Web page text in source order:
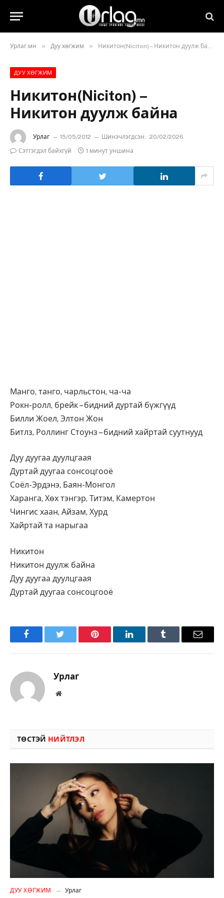
Урлаг.мн » Дуу хөгжим » Никитон(Niciton) – Никитон дуулж байна
ДУУ ХӨГЖИМ
Никитон(Niciton) –
Никитон дуулж байна
Урлаг 15/05/2012 Шинэчлэгдсэн: 20/02/2026
Сэтгэгдэл байхгүй
1 минут уншина
Манго, танго, чарльстон, ча-ча
Рокн-ролл, брейк – бидний дуртай бүжгүүд
Билли Жоел, Элтон Жон
Битлз, Роллинг Стоунз – бидний хайртай суутнууд
Дуу дуугаа дуулцгаая
Дуртай дуугаа сонсоцгооё
Соёл-Эрдэнэ, Баян-Монгол
Харанга, Хөх тэнгэр, Титэм, Камертон
Чингис хаан, Айзам, Хурд
Хайртай та нарыгаа
Никитон
Никитон дуулж байна
Дуу дуугаа дуулцгаая
Дуртай дуугаа сонсоцгооё
FacebookTwitter Pinterest LinkedInTumblr Имэйл
Урлаг
Вэбсайт
ТӨСТЭЙ НИЙТЛЭЛ
ДУУ ХӨГЖИМ Урлаг